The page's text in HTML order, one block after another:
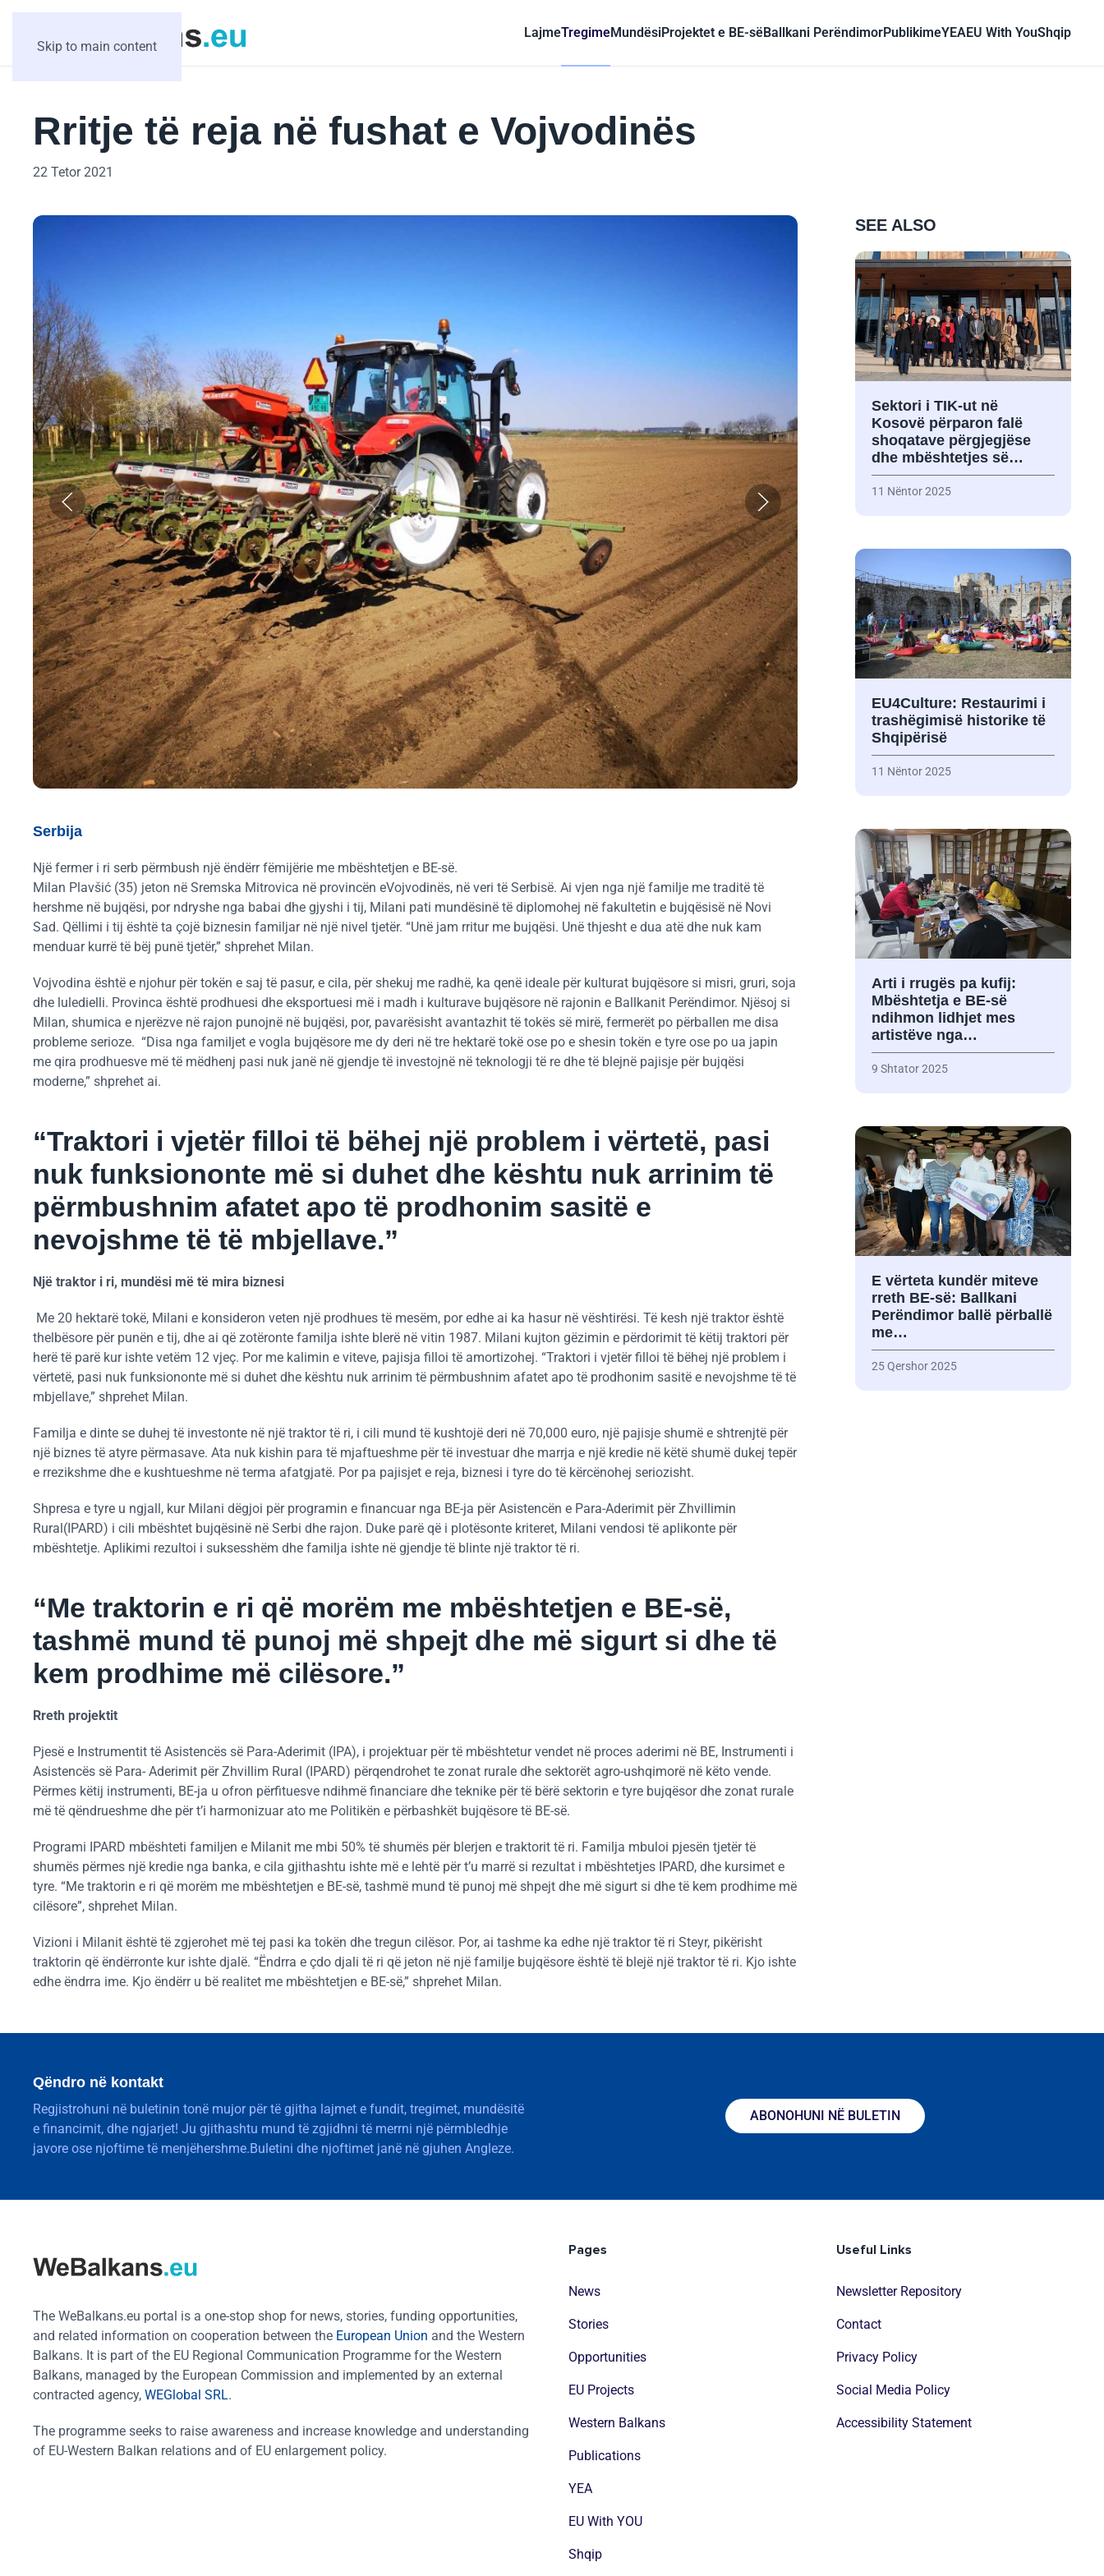
Skip to main content
LajmeTregimeMundësiProjektet e BE-sëBallkani PerëndimorPublikimeYEAEU With YouShqip
Rritje të reja në fushat e Vojvodinës
22 Tetor 2021
Serbija
Një fermer i ri serb përmbush një ëndërr fëmijërie me mbështetjen e BE-së.
Milan Plavšić (35) jeton në Sremska Mitrovica në provincën eVojvodinës, në veri të Serbisë. Ai vjen nga një familje me traditë të
hershme në bujqësi, por ndryshe nga babai dhe gjyshi i tij, Milani pati mundësinë të diplomohej në fakultetin e bujqësisë në Novi
Sad. Qëllimi i tij është ta çojë biznesin familjar në një nivel tjetër. “Unë jam rritur me bujqësi. Unë thjesht e dua atë dhe nuk kam
menduar kurrë të bëj punë tjetër,” shprehet Milan.
Vojvodina është e njohur për tokën e saj të pasur, e cila, për shekuj me radhë, ka qenë ideale për kulturat bujqësore si misri, gruri, soja
dhe luledielli. Provinca është prodhuesi dhe eksportuesi më i madh i kulturave bujqësore në rajonin e Ballkanit Perëndimor. Njësoj si
Milan, shumica e njerëzve në rajon punojnë në bujqësi, por, pavarësisht avantazhit të tokës së mirë, fermerët po përballen me disa
probleme serioze. “Disa nga familjet e vogla bujqësore me dy deri në tre hektarë tokë ose po e shesin tokën e tyre ose po ua japin
me qira prodhuesve më të mëdhenj pasi nuk janë në gjendje të investojnë në teknologji të re dhe të blejnë pajisje për bujqësi
moderne,” shprehet ai.
“Traktori i vjetër filloi të bëhej një problem i vërtetë, pasi
nuk funksiononte më si duhet dhe kështu nuk arrinim të
përmbushnim afatet apo të prodhonim sasitë e
nevojshme të të mbjellave.”
Një traktor i ri, mundësi më të mira biznesi
Me 20 hektarë tokë, Milani e konsideron veten një prodhues të mesëm, por edhe ai ka hasur në vështirësi. Të kesh një traktor është
thelbësore për punën e tij, dhe ai që zotëronte familja ishte blerë në vitin 1987. Milani kujton gëzimin e përdorimit të këtij traktori për
herë të parë kur ishte vetëm 12 vjeç. Por me kalimin e viteve, pajisja filloi të amortizohej. “Traktori i vjetër filloi të bëhej një problem i
vërtetë, pasi nuk funksiononte më si duhet dhe kështu nuk arrinim të përmbushnim afatet apo të prodhonim sasitë e nevojshme të të
mbjellave,” shprehet Milan.
Familja e dinte se duhej të investonte në një traktor të ri, i cili mund të kushtojë deri në 70,000 euro, një pajisje shumë e shtrenjtë për
një biznes të atyre përmasave. Ata nuk kishin para të mjaftueshme për të investuar dhe marrja e një kredie në këtë shumë dukej tepër
e rrezikshme dhe e kushtueshme në terma afatgjatë. Por pa pajisjet e reja, biznesi i tyre do të kërcënohej seriozisht.
Shpresa e tyre u ngjall, kur Milani dëgjoi për programin e financuar nga BE-ja për Asistencën e Para-Aderimit për Zhvillimin
Rural(IPARD) i cili mbështet bujqësinë në Serbi dhe rajon. Duke parë që i plotësonte kriteret, Milani vendosi të aplikonte për
mbështetje. Aplikimi rezultoi i suksesshëm dhe familja ishte në gjendje të blinte një traktor të ri.
“Me traktorin e ri që morëm me mbështetjen e BE-së,
tashmë mund të punoj më shpejt dhe më sigurt si dhe të
kem prodhime më cilësore.”
Rreth projektit
Pjesë e Instrumentit të Asistencës së Para-Aderimit (IPA), i projektuar për të mbështetur vendet në proces aderimi në BE, Instrumenti i
Asistencës së Para- Aderimit për Zhvillim Rural (IPARD) përqendrohet te zonat rurale dhe sektorët agro-ushqimorë në këto vende.
Përmes këtij instrumenti, BE-ja u ofron përfituesve ndihmë financiare dhe teknike për të bërë sektorin e tyre bujqësor dhe zonat rurale
më të qëndrueshme dhe për t’i harmonizuar ato me Politikën e përbashkët bujqësore të BE-së.
Programi IPARD mbështeti familjen e Milanit me mbi 50% të shumës për blerjen e traktorit të ri. Familja mbuloi pjesën tjetër të
shumës përmes një kredie nga banka, e cila gjithashtu ishte më e lehtë për t’u marrë si rezultat i mbështetjes IPARD, dhe kursimet e
tyre. “Me traktorin e ri që morëm me mbështetjen e BE-së, tashmë mund të punoj më shpejt dhe më sigurt si dhe të kem prodhime më
cilësore”, shprehet Milan.
Vizioni i Milanit është të zgjerohet më tej pasi ka tokën dhe tregun cilësor. Por, ai tashme ka edhe një traktor të ri Steyr, pikërisht
traktorin që ëndërronte kur ishte djalë. “Ëndrra e çdo djali të ri që jeton në një familje bujqësore është të blejë një traktor të ri. Kjo ishte
edhe ëndrra ime. Kjo ëndërr u bë realitet me mbështetjen e BE-së,” shprehet Milan.
SEE ALSO
Sektori i TIK-ut në
Kosovë përparon falë
shoqatave përgjegjëse
dhe mbështetjes së…
11 Nëntor 2025
EU4Culture: Restaurimi i
trashëgimisë historike të
Shqipërisë
11 Nëntor 2025
Arti i rrugës pa kufij:
Mbështetja e BE-së
ndihmon lidhjet mes
artistëve nga…
9 Shtator 2025
E vërteta kundër miteve
rreth BE-së: Ballkani
Perëndimor ballë përballë
me…
25 Qershor 2025
Qëndro në kontakt
Regjistrohuni në buletinin tonë mujor për të gjitha lajmet e fundit, tregimet, mundësitë
e financimit, dhe ngjarjet! Ju gjithashtu mund të zgjidhni të merrni një përmbledhje
javore ose njoftime të menjëhershme.Buletini dhe njoftimet janë në gjuhen Angleze.
ABONOHUNI NË BULETIN
The WeBalkans.eu portal is a one-stop shop for news, stories, funding opportunities,
and related information on cooperation between the European Union and the Western
Balkans. It is part of the EU Regional Communication Programme for the Western
Balkans, managed by the European Commission and implemented by an external
contracted agency, WEGlobal SRL.
The programme seeks to raise awareness and increase knowledge and understanding
of EU-Western Balkan relations and of EU enlargement policy.
Pages
News
Stories
Opportunities
EU Projects
Western Balkans
Publications
YEA
EU With YOU
Shqip
Useful Links
Newsletter Repository
Contact
Privacy Policy
Social Media Policy
Accessibility Statement